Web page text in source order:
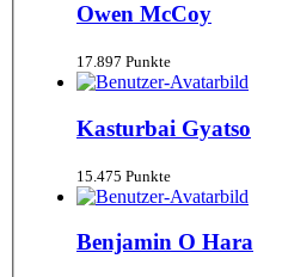
Owen McCoy
17.897 Punkte
Kasturbai Gyatso
15.475 Punkte
Benjamin O Hara